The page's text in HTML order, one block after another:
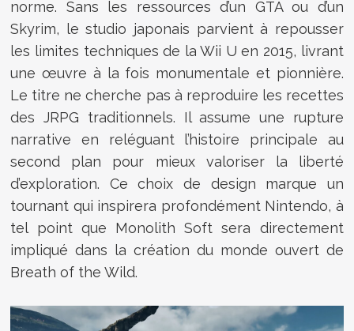
norme. Sans les ressources d’un GTA ou d’un
Skyrim, le studio japonais parvient à repousser
les limites techniques de la Wii U en 2015, livrant
une œuvre à la fois monumentale et pionnière.
Le titre ne cherche pas à reproduire les recettes
des JRPG traditionnels. Il assume une rupture
narrative en reléguant l’histoire principale au
second plan pour mieux valoriser la liberté
d’exploration. Ce choix de design marque un
tournant qui inspirera profondément Nintendo, à
tel point que Monolith Soft sera directement
impliqué dans la création du monde ouvert de
Breath of the Wild.